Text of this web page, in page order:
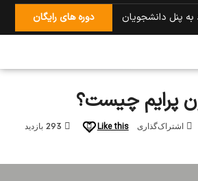
به پنل دانشجویان دوره های رایگان
پرایم چیست؟
اشتراک‌گذاری Like this